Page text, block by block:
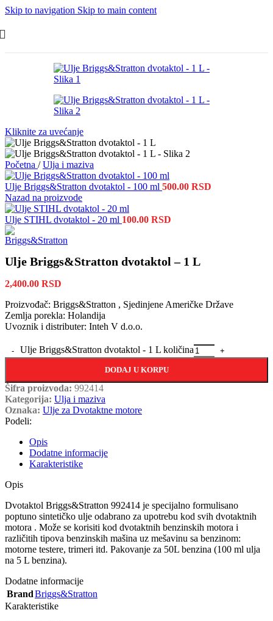
Skip to navigation Skip to main content
Kliknite za uvećanje
Početna / Ulja i maziva
Ulje Briggs&Stratton dvotaktol - 100 ml 500.00 RSD
Nazad na proizvode
Ulje STIHL dvotaktol - 20 ml 100.00 RSD
Ulje Briggs&Stratton dvotaktol – 1 L
2,400.00 RSD
Proizvođač: Briggs&Stratton , Sjedinjene Američke Države
Zemlja porekla: Holandija
Uvoznik i distributer: Inteh V d.o.o.
Ulje Briggs&Stratton dvotaktol - 1 L količina
DODAJ U KORPU
Šifra proizvoda: 992414
Kategorija: Ulja i maziva
Oznaka: Ulje za Dvotaktne motore
Podeli:
Opis
Dodatne informacije
Karakteristike
Opis
Dvotaktol Briggs&Stratton 992414 je specijalno formulisano
poptuno sintetičko ulje odabrano za upotrebu kod svih dvotaktnih
motora . Može se korisiti kod dvotaktnih benzinskih motora i
različitih tipova benzinskih mašina uz mešavinu sa benzinom:
motorne testere, trimeri itd. Pakovanje za 50L benzina (100 ml ulja
na 5 L benzina).
Dodatne informacije
BrandBriggs&Stratton
Karakteristike